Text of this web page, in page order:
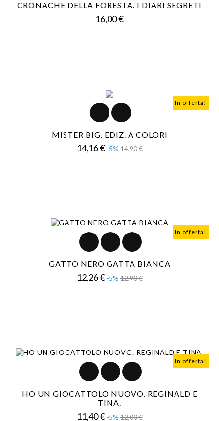
CRONACHE DELLA FORESTA. I DIARI SEGRETI
16,00 €Prezzo
In offerta!
MISTER BIG. EDIZ. A COLORI
14,16 € Prezzo
-5% 14,90 €Prezzo
In offerta!
GATTO NERO GATTA BIANCA
12,26 € Prezzo
-5% 12,90 €Prezzo
In offerta!
HO UN GIOCATTOLO NUOVO. REGINALD E
TINA.
11,40 € Prezzo
-5% 12,00 €Prezzo